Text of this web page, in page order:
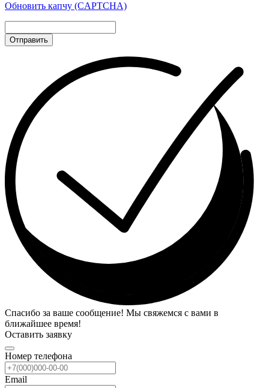
Обновить капчу (CAPTCHA)
Отправить
Спасибо за ваше сообщение! Мы свяжемся с вами в
ближайшее время!
Оставить заявку
Номер телефона
Email